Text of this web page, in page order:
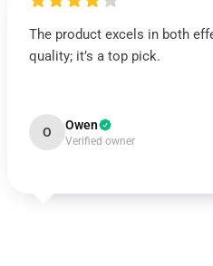
The product excels in both
quality; it’s a top pick.
O Owen
Verified owner